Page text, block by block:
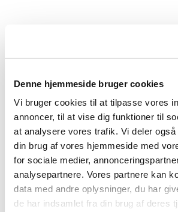
Denne hjemmeside bruger cookies
Vi bruger cookies til at tilpasse vores
annoncer, til at vise dig funktioner til
at analysere vores trafik. Vi deler også
din brug af vores hjemmeside med
for sociale medier,
analysepartnere. Vores partnere kan
data med andre oplysninger, du har
de har indsamlet fra din brug af deres